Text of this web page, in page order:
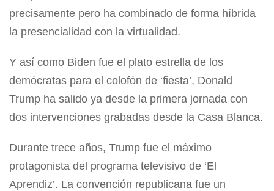
precisamente pero ha combinado de forma híbrida
la presencialidad con la virtualidad.
Y así como Biden fue el plato estrella de los
demócratas para el colofón de ‘fiesta’, Donald
Trump ha salido ya desde la primera jornada con
dos intervenciones grabadas desde la Casa Blanca.
Durante trece años, Trump fue el máximo
protagonista del programa televisivo de ‘El
Aprendiz’. La convención republicana fue un